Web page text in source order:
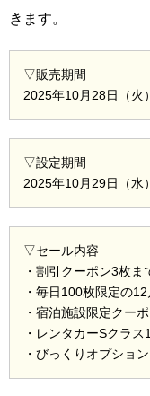
きます。
▽販売期間
2025年10月28日（火
▽設定期間
2025年10月29日（水
▽セール内容
・割引クーポン3枚ま
・毎日100枚限定の
・宿泊施設限定クー
・レンタカーSクラ
・びっくりオプショ